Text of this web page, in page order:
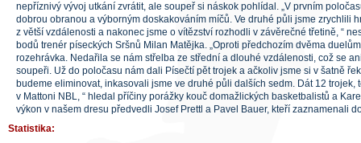
nepříznivý vývoj utkání zvrátit, ale soupeř si náskok pohlídal. „V prvním
dobrou obranou a výborným doskakováním míčů. Ve druhé půli jsme zrychlili
z větší vzdálenosti a nakonec jsme o vítězství rozhodli v závěrečné třetině, “
bodů trenér píseckých Sršnů Milan Matějka. „Oproti předchozím dvěma
rozehrávka. Nedařila se nám střelba ze střední a dlouhé vzdálenosti, což se
soupeři. Už do poločasu nám dali Písečtí pět trojek a ačkoliv jsme si v šatně
budeme eliminovat, inkasovali jsme ve druhé půli dalších sedm. Dát 12 trojek,
v Mattoni NBL, “ hledal příčiny porážky kouč domažlických basketbalistů a
výkon v našem dresu předvedli Josef Prettl a Pavel Bauer, kteří zaznamenali
Statistika: